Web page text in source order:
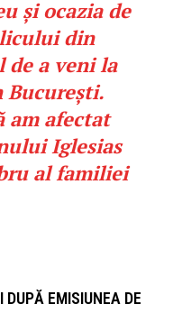
și ocazia de
din
de a veni la
București.
am afectat
Iglesias
al familiei
EMISIUNEA DE